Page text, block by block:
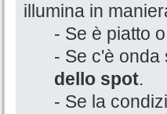
illumina in
- Se è piatto
- Se c'è onda
dello spot.
- Se la